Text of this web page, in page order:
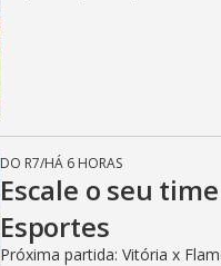
DO R7/HÁ 6 HORAS
Escale o seu
Esportes
Próxima partida: Vitória x